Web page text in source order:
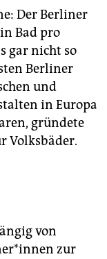
Der Berliner
Bad pro
gar nicht so
Berliner
und
in Europa
gründete
Volksbäder.
von
zur